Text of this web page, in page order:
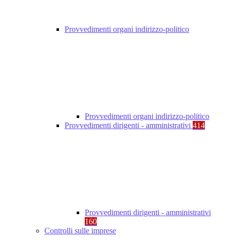
Provvedimenti organi indirizzo-politico
Provvedimenti organi indirizzo-politico
Provvedimenti dirigenti - amministrativi 414
Provvedimenti dirigenti - amministrativi
160
Controlli sulle imprese